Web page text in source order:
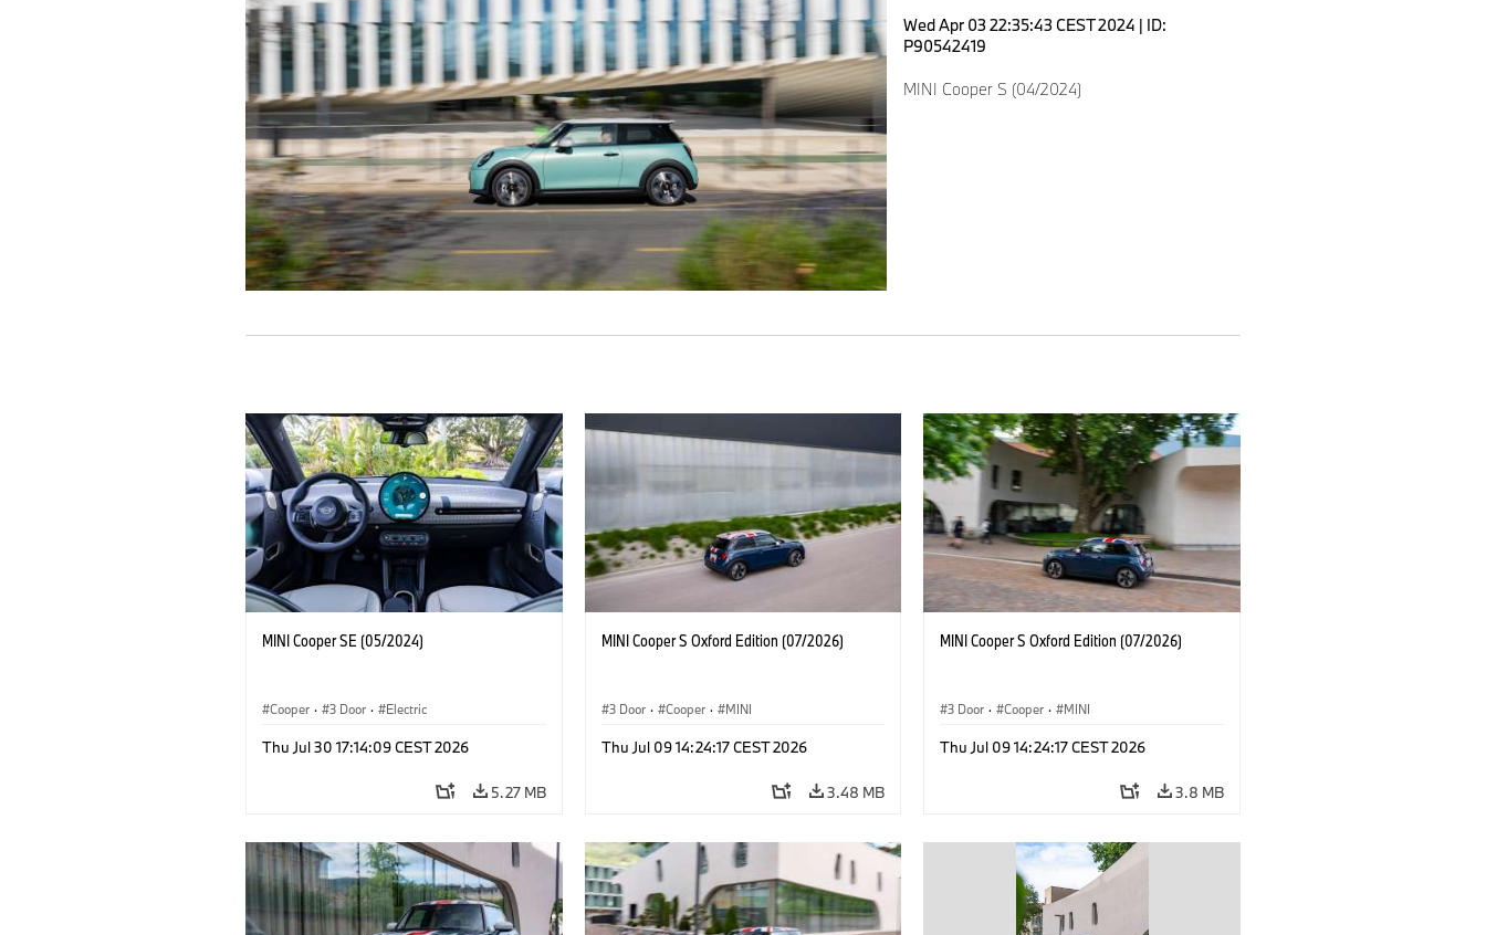
Wed Apr 03 22:35:43 CEST 2024 | ID:
P90542419
MINI Cooper S (04/2024)
MINI Cooper SE (05/2024)
Cooper · 3 Door · Electric
Thu Jul 30 17:14:09 CEST 2026
5.27 MB
MINI Cooper S Oxford Edition (07/2026)
3 Door · Cooper · MINI
Thu Jul 09 14:24:17 CEST 2026
3.48 MB
MINI Cooper S Oxford Edition (07/2026)
3 Door · Cooper · MINI
Thu Jul 09 14:24:17 CEST 2026
3.8 MB